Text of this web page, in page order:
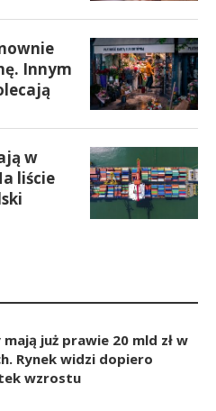
Innym
w
liście
mają już prawie 20 mld zł w
Rynek widzi dopiero
wzrostu